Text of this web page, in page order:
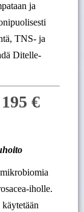
ja
TNS- ja
Ditelle-
€
iholle.